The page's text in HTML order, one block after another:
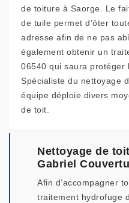
de toiture à Saorge. Le
de tuile permet d’ôter
adresse afin de ne pas
également obtenir un
06540 qui saura protéger
Spécialiste du nettoyage
équipe déploie divers
de toit.
Nettoyage de
Gabriel
Afin d’accompagner
traitement hydrofuge